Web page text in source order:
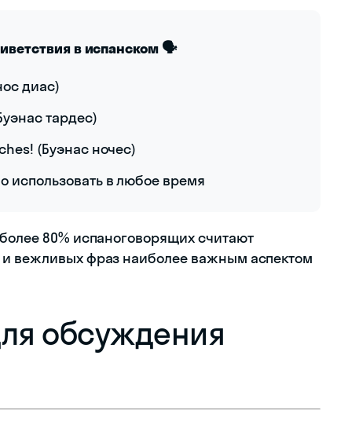
в испанском 🗣️
диас)
тардес)
(Буэнас ночес)
использовать в любое время
80% испаноговорящих считают
вежливых фраз наиболее важным аспектом
обсуждения